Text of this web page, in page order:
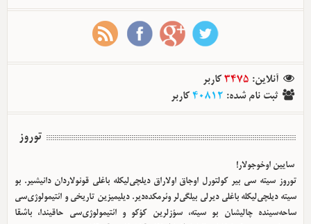
آنلاین:
3475 کاربر
ثبت نام شده:
40812 کاربر
توروز
سایین اوخوجولار!
توروز سیته سی بیر کولتورل اوجاق اولا‌راق دیلچی‌لیکله باغلی قونولاردان دانیشیر. بو
سیته دیلچی‌لیکله باغلی دیرلی بیلگی‌لر وئرمکده‌دیر. دیلیمیزین تاریخی و ائتیمولوژی‌سی
ساحه‌سینده چالیشان بو سیته، سؤزلرین کؤکو و ائتیمولوژی‌سی حاقیندا، باشقا